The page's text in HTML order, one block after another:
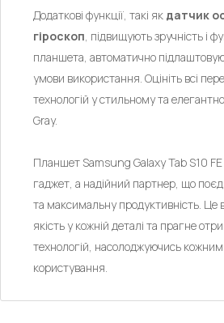
Додаткові функції, такі як датчик
гіроскоп, підвищують зручність і
планшета, автоматично
умови використання. Оцініть всі
технологій у стильному та
Gray.
Планшет Samsung Galaxy Tab S10
гаджет, а надійний партнер, що
та максимальну продуктивність. Це
якість у кожній деталі та прагне
технологій, насолоджуючись
користування.